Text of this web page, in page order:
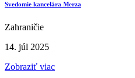
Svedomie kancelára Merza
Zahraničie
14. júl 2025
Zobraziť viac